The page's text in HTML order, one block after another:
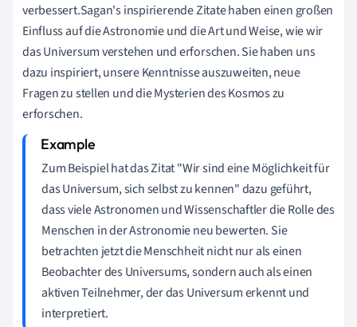
verbessert.Sagan's inspirierende Zitate haben einen großen
Einfluss auf die Astronomie und die Art und Weise, wie wir
das Universum verstehen und erforschen. Sie haben uns
dazu inspiriert, unsere Kenntnisse auszuweiten, neue
Fragen zu stellen und die Mysterien des Kosmos zu
erforschen.
Zum Beispiel hat das Zitat "Wir sind eine Möglichkeit für
das Universum, sich selbst zu kennen" dazu geführt,
dass viele Astronomen und Wissenschaftler die Rolle des
Menschen in der Astronomie neu bewerten. Sie
betrachten jetzt die Menschheit nicht nur als einen
Beobachter des Universums, sondern auch als einen
aktiven Teilnehmer, der das Universum erkennt und
interpretiert.